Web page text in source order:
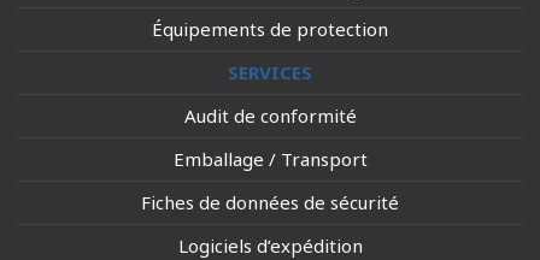
Équipements de protection
SERVICES
Audit de conformité
Emballage / Transport
Fiches de données de sécurité
Logiciels d’expédition